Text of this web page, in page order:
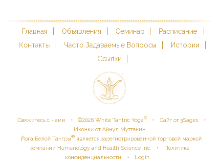
Главная Объявления Семинар
Расписание
Контакты
Часто Задаваемые Вопросы
Истории
Ссылки
Свяжитесь с нами • ©2026 White Tantric Yoga® • Сайт от 3Sages •
Иконки от Айнул Муттакин
Йога Белой Тантры® является зарегистрированной торговой маркой
компании Humanology and Health Science Inc.
•
Политика
конфиденциальности
• Login